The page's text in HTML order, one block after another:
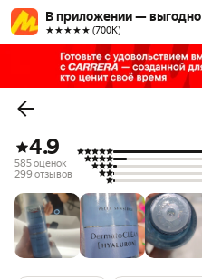
В приложении — выгодно
★★★★★ (700К)
4.9
585 оценок
299 отзывов